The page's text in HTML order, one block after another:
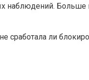
наблюдений.
ли